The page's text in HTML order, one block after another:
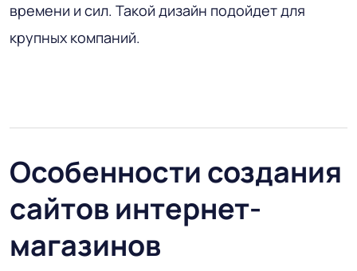
времени и сил. Такой дизайн подойдет для
крупных компаний.
Особенности создания
сайтов интернет-
магазинов